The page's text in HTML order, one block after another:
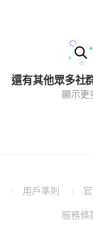
還有其他眾多社
顯示更
(Open用戶準則
(Open
a
服務條